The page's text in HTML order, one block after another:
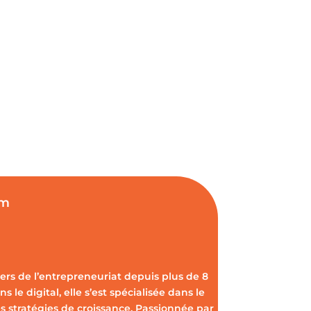
de l’entrepreneuriat depuis plus de 8
le digital, elle s’est spécialisée dans le
de croissance. Passionnée par